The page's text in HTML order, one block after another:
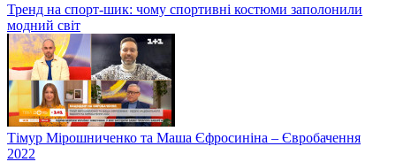
Тренд на спорт-шик: чому спортивні костюми заполонили
модний світ
Тімур Мірошниченко та Маша Єфросиніна – Євробачення
2022